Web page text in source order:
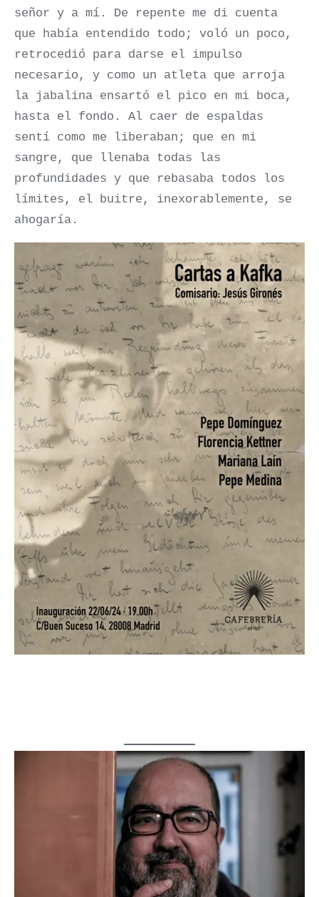
señor y a mí. De repente me di cuenta
que había entendido todo; voló un poco,
retrocedió para darse el impulso
necesario, y como un atleta que arroja
la jabalina ensartó el pico en mi boca,
hasta el fondo. Al caer de espaldas
sentí como me liberaban; que en mi
sangre, que llenaba todas las
profundidades y que rebasaba todos los
límites, el buitre, inexorablemente, se
ahogaría.